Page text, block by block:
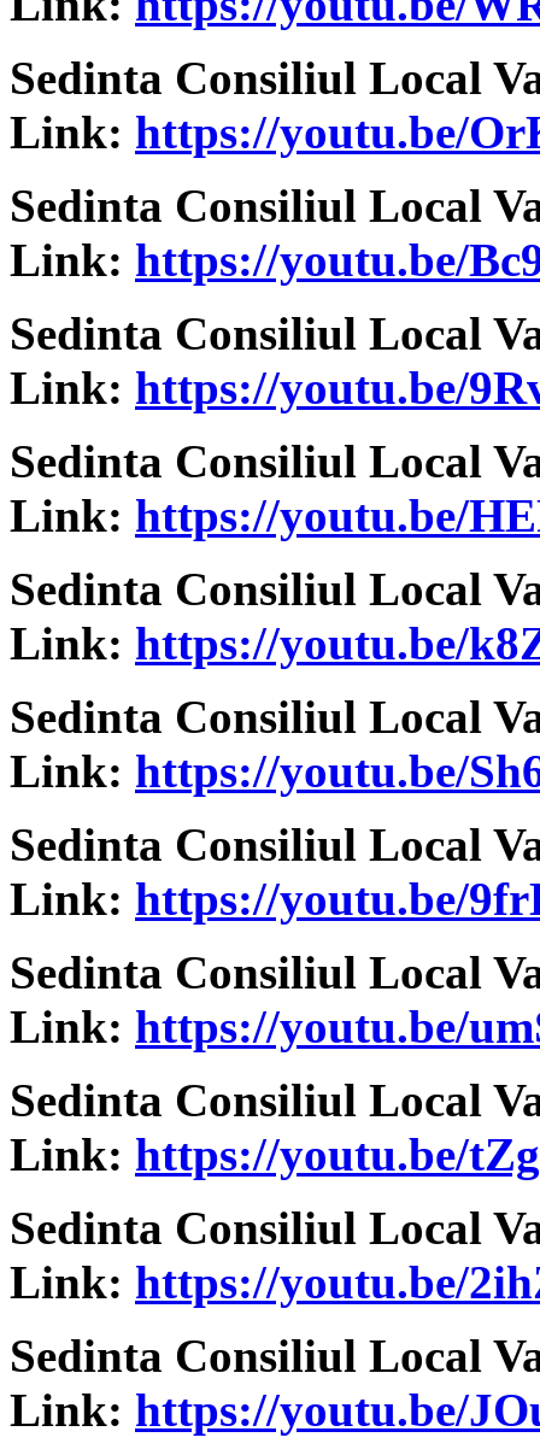
Sedinta Consiliul Local
Link: https://youtu.be/
Sedinta Consiliul Local
Link: https://youtu.be/
Sedinta Consiliul Local
Link: https://youtu.be/
Sedinta Consiliul Local
Link: https://youtu.be/
Sedinta Consiliul Local
Link: https://youtu.be/
Sedinta Consiliul Local
Link: https://youtu.be/
Sedinta Consiliul Local
Link: https://youtu.be/
Sedinta Consiliul Local
Link: https://youtu.be/
Sedinta Consiliul Local
Link: https://youtu.be/
Sedinta Consiliul Local
Link: https://youtu.be/
Sedinta Consiliul Local
Link: https://youtu.be/